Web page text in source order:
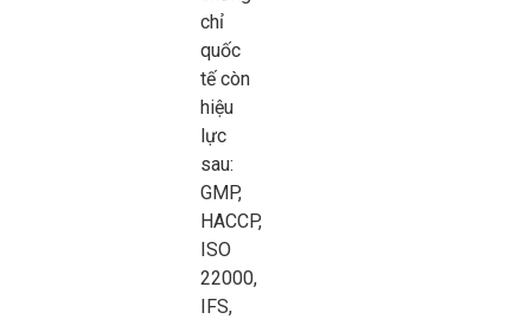
chỉ
quốc
tế còn
hiệu
lực
sau:
GMP,
HACCP,
ISO
22000,
IFS,